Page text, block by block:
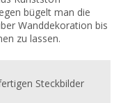
bügelt man die
Wanddekoration bis
zu lassen.
Steckbilder